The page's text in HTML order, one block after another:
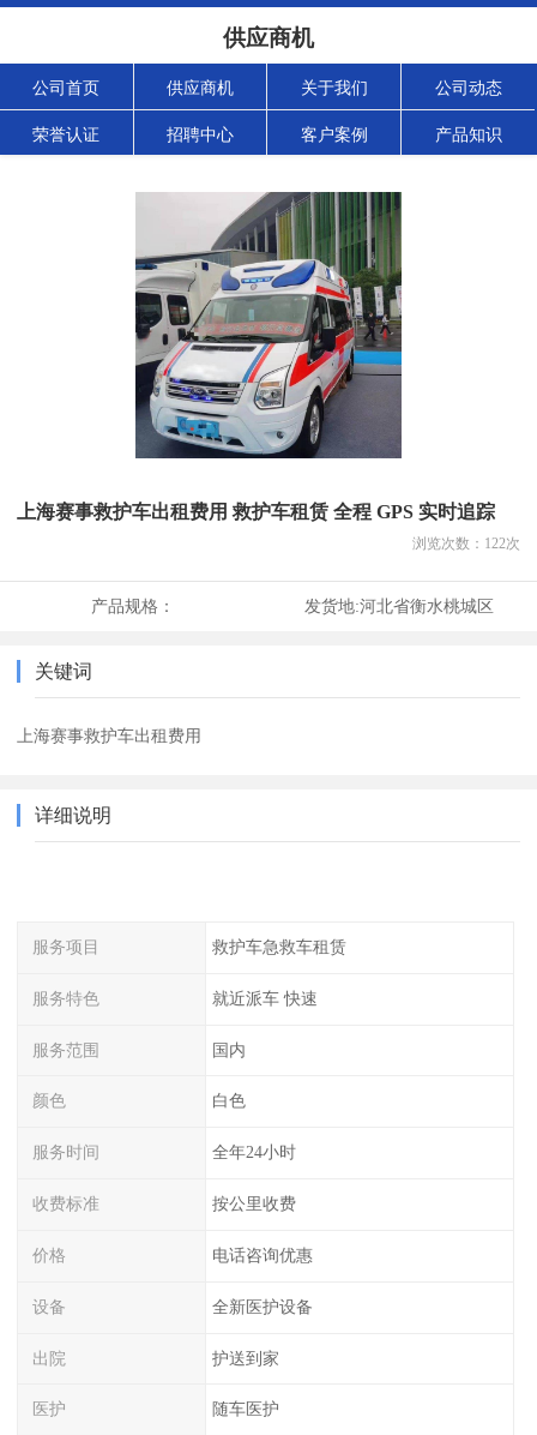
供应商机
公司首页 供应商机 关于我们 公司动态
荣誉认证 招聘中心 客户案例 产品知识
上海赛事救护车出租费用 救护车租赁 全程 GPS 实时追踪
浏览次数： 122次
产品规格： 发货地:河北省衡水桃城区
关键词
上海赛事救护车出租费用
详细说明
服务项目 救护车急救车租赁
服务特色 就近派车 快速
服务范围 国内
颜色 白色
服务时间 全年24小时
收费标准 按公里收费
价格 电话咨询优惠
设备 全新医护设备
出院 护送到家
医护 随车医护